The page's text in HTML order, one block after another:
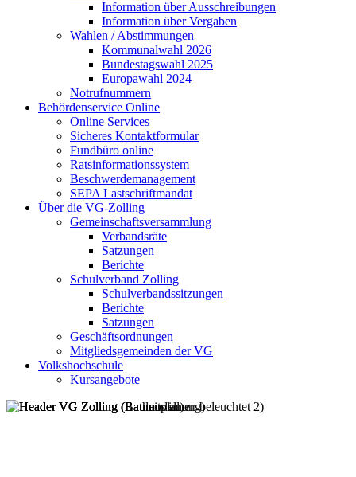
Information über Ausschreibungen
Information über Vergaben
Wahlen / Abstimmungen
Kommunalwahl 2026
Bundestagswahl 2025
Europawahl 2024
Notrufnummern
Behördenservice Online
Online Services
Sicheres Kontaktformular
Fundbüro online
Ratsinformationssystem
Beschwerdemanagement
SEPA Lastschriftmandat
Über die VG-Zolling
Gemeinschaftsversammlung
Verbandsräte
Satzungen
Berichte
Schulverband Zolling
Schulverbandssitzungen
Berichte
Satzungen
Geschäftsordnungen
Mitgliedsgemeinden der VG
Volkshochschule
Kursangebote